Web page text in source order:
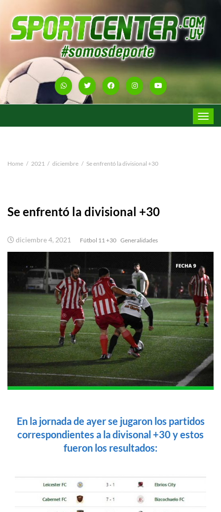
Toggle
Home 2021 diciembre Se enfrentó la divisional +30
Se enfrentó la divisional +30
diciembre 4, 2021 Fútbol 11 +30 Generalidades
En la jornada de ayer se jugaron los partidos
correspondientes a la divisonal +30 y estos
fueron los resultados: